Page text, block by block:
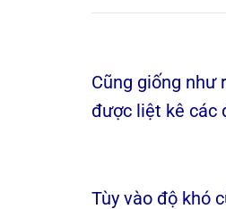
Cũng giống như
được liệt kê các
Tùy vào độ khó